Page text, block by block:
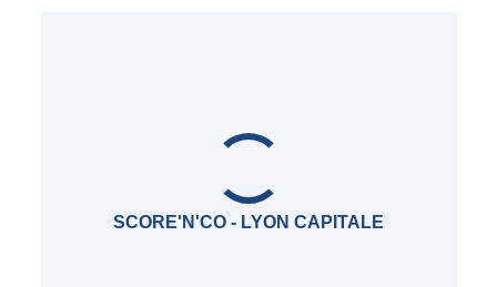
SCORE'N'CO - LYON CAPITALE